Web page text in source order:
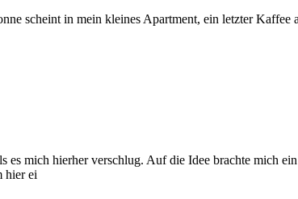
scheint in mein kleines Apartment, ein letzter Kaffee
es mich hierher verschlug. Auf die Idee brachte mich
hier ei